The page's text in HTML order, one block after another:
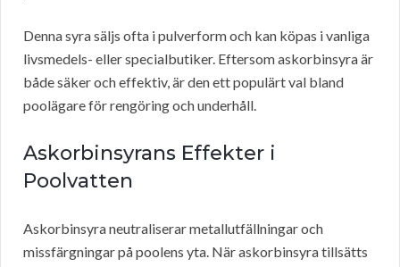
Denna syra säljs ofta i pulverform och kan köpas i vanliga
livsmedels- eller specialbutiker. Eftersom askorbinsyra är
både säker och effektiv, är den ett populärt val bland
poolägare för rengöring och underhåll.
Askorbinsyrans Effekter i
Poolvatten
Askorbinsyra neutraliserar metallutfällningar och
missfärgningar på poolens yta. När askorbinsyra tillsätts